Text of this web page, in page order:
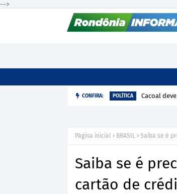
-->
CONFIRA: POLÍTICA Cacoal
Página inicial BRASIL Saiba se é
Saiba se é
cartão de